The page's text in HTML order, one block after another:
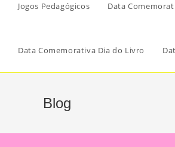
Jogos Pedagógicos Data
Data Comemorativa Dia do Livro
Blog